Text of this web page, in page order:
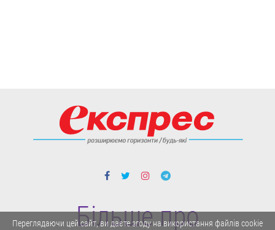
Більше про
Переглядаючи цей сайт, ви даєте згоду на використання файлів cookie